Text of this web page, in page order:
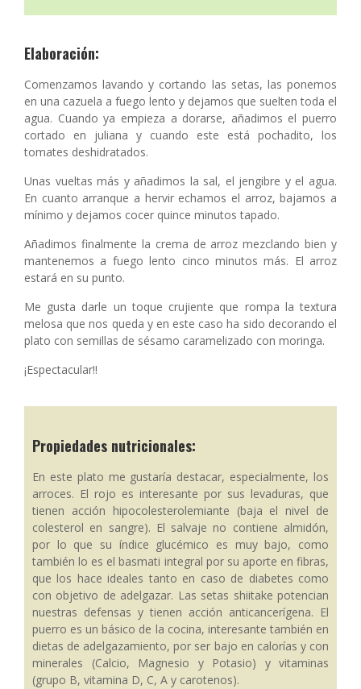
Elaboración:
Comenzamos lavando y cortando las setas, las ponemos
en una cazuela a fuego lento y dejamos que suelten toda el
agua. Cuando ya empieza a dorarse, añadimos el puerro
cortado en juliana y cuando este está pochadito, los
tomates deshidratados.
Unas vueltas más y añadimos la sal, el jengibre y el agua.
En cuanto arranque a hervir echamos el arroz, bajamos a
mínimo y dejamos cocer quince minutos tapado.
Añadimos finalmente la crema de arroz mezclando bien y
mantenemos a fuego lento cinco minutos más. El arroz
estará en su punto.
Me gusta darle un toque crujiente que rompa la textura
melosa que nos queda y en este caso ha sido decorando el
plato con semillas de sésamo caramelizado con moringa.
¡Espectacular!!
Propiedades nutricionales:
En este plato me gustaría destacar, especialmente, los
arroces. El rojo es interesante por sus levaduras, que
tienen acción hipocolesterolemiante (baja el nivel de
colesterol en sangre). El salvaje no contiene almidón,
por lo que su índice glucémico es muy bajo, como
también lo es el basmati integral por su aporte en fibras,
que los hace ideales tanto en caso de diabetes como
con objetivo de adelgazar. Las setas shiitake potencian
nuestras defensas y tienen acción anticancerígena. El
puerro es un básico de la cocina, interesante también en
dietas de adelgazamiento, por ser bajo en calorías y con
minerales (Calcio, Magnesio y Potasio) y vitaminas
(grupo B, vitamina D, C, A y carotenos).